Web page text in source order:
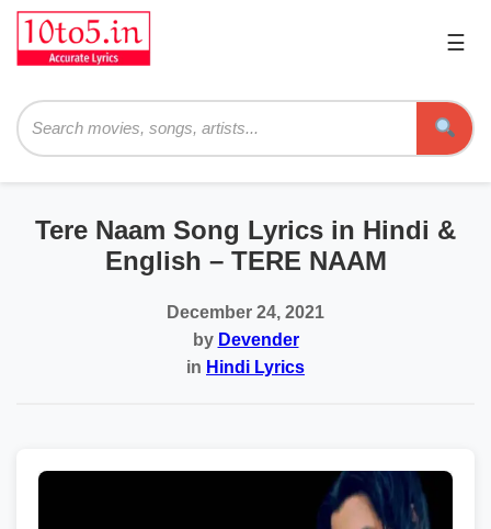
☰
Tere Naam Song Lyrics in Hindi &
English – TERE NAAM
December 24, 2021
by Devender
in Hindi Lyrics